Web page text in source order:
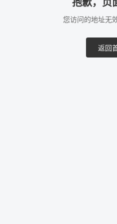
抱歉，页
您访问的地址无
返回